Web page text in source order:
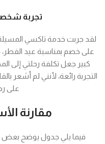
تجربة
لقد جربت خدمة تاكسي
على خصم بمناسبة عيد
كبير جعل تكلفة رحلتي إلى
التجربة رائعة، لأنني لم أشعر
على
مقارنة
فيما يلي جدول يوضح بعض